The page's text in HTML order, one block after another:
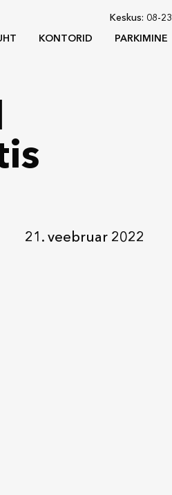
Keskus: 08-23
KONTORID PARKIMINE
21. veebruar 2022